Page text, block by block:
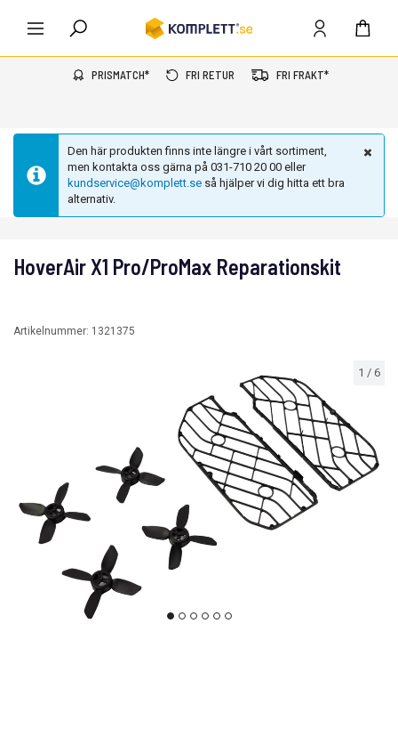
PRISMATCH* FRI RETUR FRI FRAKT*
Den här produkten finns inte längre i vårt sortiment,
men kontakta oss gärna på 031-710 20 00 eller
kundservice@komplett.se så hjälper vi dig hitta ett bra
alternativ.
1 / 6
HoverAir X1 Pro/ProMax Reparationskit
Artikelnummer: 1321375